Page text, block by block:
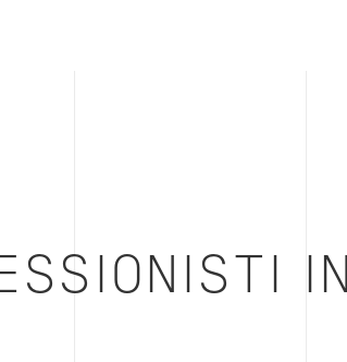
IN